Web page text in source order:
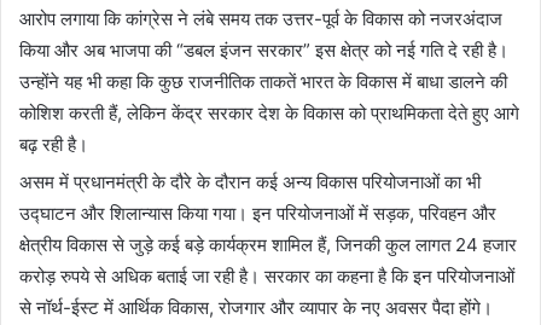
आरोप लगाया कि कांग्रेस ने लंबे समय तक उत्तर-पूर्व के विकास को नजरअंदाज
किया और अब भाजपा की “डबल इंजन सरकार” इस क्षेत्र को नई गति दे रही है।
उन्होंने यह भी कहा कि कुछ राजनीतिक ताकतें भारत के विकास में बाधा डालने की
कोशिश करती हैं, लेकिन केंद्र सरकार देश के विकास को प्राथमिकता देते हुए आगे
बढ़ रही है।
असम में प्रधानमंत्री के दौरे के दौरान कई अन्य विकास परियोजनाओं का भी
उद्घाटन और शिलान्यास किया गया। इन परियोजनाओं में सड़क, परिवहन और
क्षेत्रीय विकास से जुड़े कई बड़े कार्यक्रम शामिल हैं, जिनकी कुल लागत 24 हजार
करोड़ रुपये से अधिक बताई जा रही है। सरकार का कहना है कि इन परियोजनाओं
से नॉर्थ-ईस्ट में आर्थिक विकास, रोजगार और व्यापार के नए अवसर पैदा होंगे।